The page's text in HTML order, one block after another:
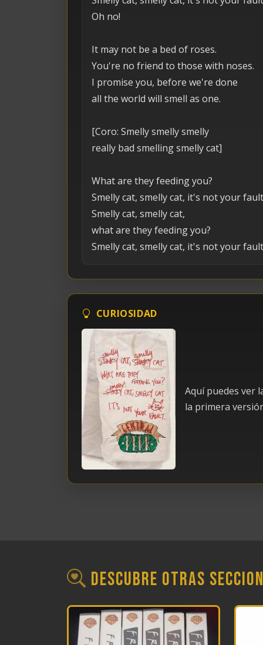
Oh no!
It may not be a bed of roses.
You're no friend to those with noses.
I promise you, before we're done
all the world will smell as one.
[Coro: Smelly smelly smelly
really bad smelling smelly cat]
What are they feeding you?
Smelly cat, smelly cat, it's not your
Smelly cat, smelly cat,
what are they feeding you?
Smelly cat, smelly cat, it's not your
CURIOSIDAD
Aquí puedes ver
la primera
Descubre otras